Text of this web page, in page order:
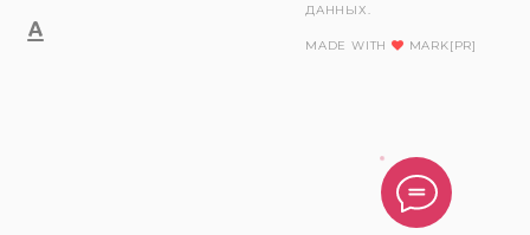
ДАННЫХ.
MADE WITH MARK[PR]